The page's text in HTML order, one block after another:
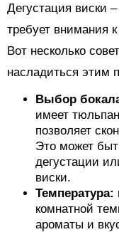
Дегустация виски
требует внимания
Вот несколько
насладиться этим
Выбор
имеет
позволяет
Это может
дегустации
виски.
Температура:
комнатной
ароматы и